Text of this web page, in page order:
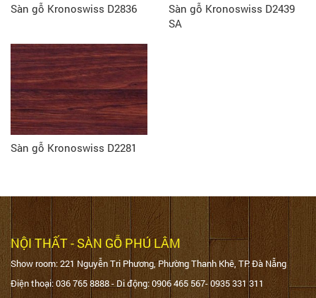
Sàn gỗ Kronoswiss D2836
Sàn gỗ Kronoswiss D2439
SA
Sàn gỗ Kronoswiss D2281
NỘI THẤT - SÀN GỖ PHÚ LÂM
Show room: 221 Nguyễn Tri Phương, Phường Thanh Khê, TP. Đà Nẵng
Điện thoại: 036 765 8888 - Di động: 0906 465 567- 0935 331 311